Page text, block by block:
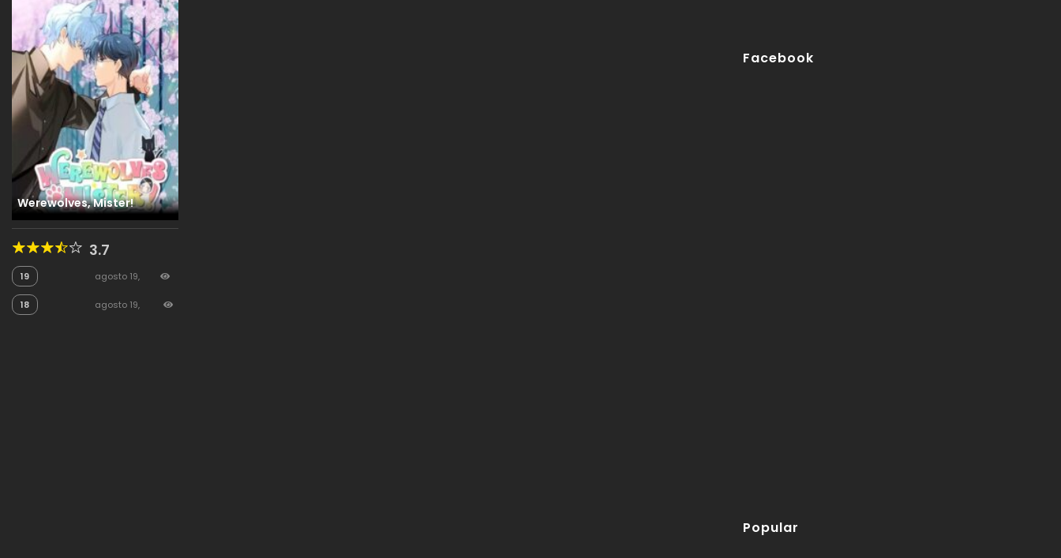
Werewolves, Mister!
3.7
19
agosto 19,
18
agosto 19,
Facebook
Popular